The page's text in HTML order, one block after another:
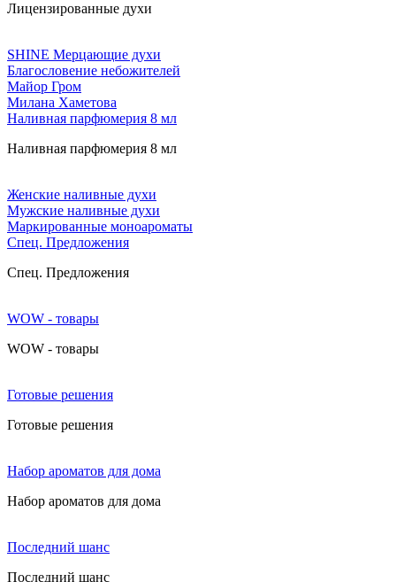
Лицензированные духи
SHINE Мерцающие духи
Благословение небожителей
Майор Гром
Милана Хаметова
Наливная парфюмерия 8 мл
Наливная парфюмерия 8 мл
Женские наливные духи
Мужские наливные духи
Маркированные моноароматы
Cпец. Предложения
Cпец. Предложения
WOW - товары
WOW - товары
Готовые решения
Готовые решения
Набор ароматов для дома
Набор ароматов для дома
Последний шанс
Последний шанс